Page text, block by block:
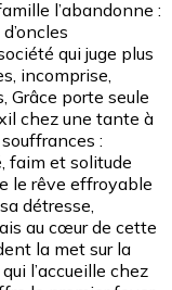
l’abandonne :
qui juge plus
incomprise,
Grâce porte seule
chez une tante à
:
faim et solitude
le rêve effroyable
détresse,
au cœur de cette
la met sur la
l’accueille chez